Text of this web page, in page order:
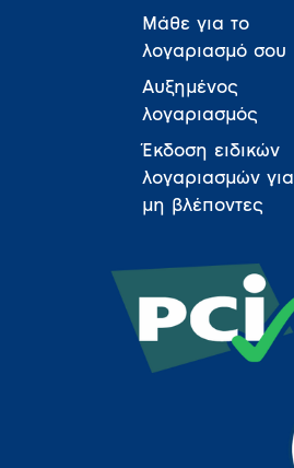
Μάθε για το
λογαριασμό σου
Αυξημένος
λογαριασμός
Έκδοση ειδικών
λογαριασμών για
μη βλέποντες